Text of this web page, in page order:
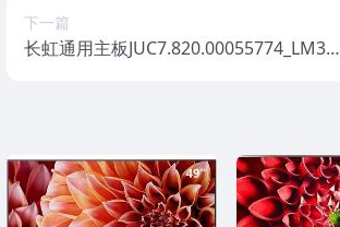
下一篇
长虹通用主板JUC7.820.00055774_LM38I